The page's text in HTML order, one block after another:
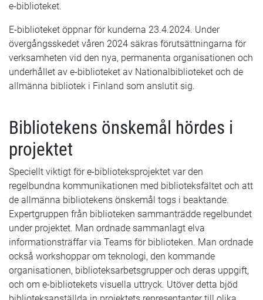
e-biblioteket.
E-biblioteket öppnar för kunderna 23.4.2024. Under
övergångsskedet våren 2024 säkras förutsättningarna för
verksamheten vid den nya, permanenta organisationen och
underhållet av e-biblioteket av Nationalbiblioteket och de
allmänna bibliotek i Finland som anslutit sig.
Bibliotekens önskemål hördes i
projektet
Speciellt viktigt för e-biblioteksprojektet var den
regelbundna kommunikationen med biblioteksfältet och att
de allmänna bibliotekens önskemål togs i beaktande.
Expertgruppen från biblioteken sammanträdde regelbundet
under projektet. Man ordnade sammanlagt elva
informationsträffar via Teams för biblioteken. Man ordnade
också workshoppar om teknologi, den kommande
organisationen, biblioteksarbetsgrupper och deras uppgift,
och om e-bibliotekets visuella uttryck. Utöver detta bjöd